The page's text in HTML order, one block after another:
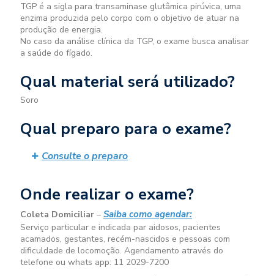
TGP é a sigla para transaminase glutâmica pirúvica, uma
enzima produzida pelo corpo com o objetivo de atuar na
produção de energia.
No caso da análise clínica da TGP, o exame busca analisar
a saúde do fígado.
Qual material será utilizado?
Soro
Qual preparo para o exame?
Consulte o preparo
Onde realizar o exame?
Coleta Domiciliar – Saiba como agendar:
Serviço particular e indicada par aidosos, pacientes
acamados, gestantes, recém-nascidos e pessoas com
dificuldade de locomoção. Agendamento através do
telefone ou whats app: 11 2029-7200